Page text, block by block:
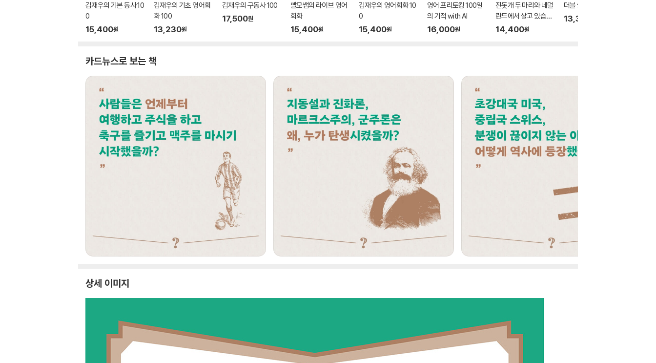
김재우의 기본 동사 10
0
15,400원
김재우의 기초 영어회
화 100
13,230원
김재우의 구동사 100
17,500원
빨모쌤의 라이브 영어
회화
15,400원
김재우의 영어회화 10
0
15,400원
영어 프리토킹 100일
의 기적 with AI
16,000원
진돗개 두 마리와 네덜
란드에서 살고 있습니
다
14,400원
더블 클릭
13,300
카드뉴스로 보는 책
상세 이미지